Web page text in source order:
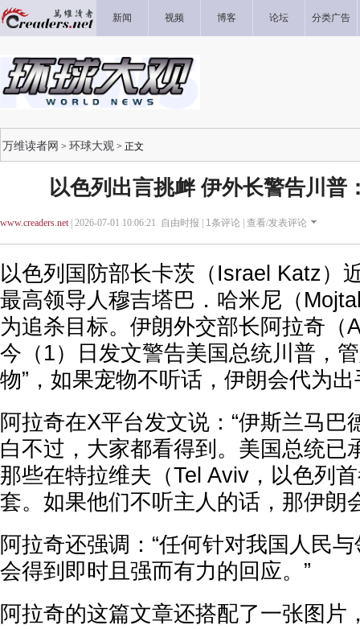
新闻 视频 博客 论坛 分类广告
万维读者网 > 环球大观 > 正文
以色列出言挑衅 伊外长警告川普
www.creaders.net| 2026-07-01 10:06:21 自由时报 | 1条评论 | 查看/发表评论
以色列国防部长卡茨（Israel Katz）
最高领导人穆吉塔巴．哈米尼（
为追杀目标。伊朗外交部长阿拉奇（
今（1）日发文警告美国总统川普，
物”，如果宠物不听话，伊朗会代为
阿拉奇在X平台发文说：“伊斯兰马巴
白不过，大家都看得到。美国总统已
那些在特拉维夫（Tel Aviv，以色列
套。如果他们不听主人的话，那伊朗
阿拉奇还强调：“任何针对我国人民
会得到即时且强而有力的回应。”
阿拉奇的这篇文章还搭配了一张图片